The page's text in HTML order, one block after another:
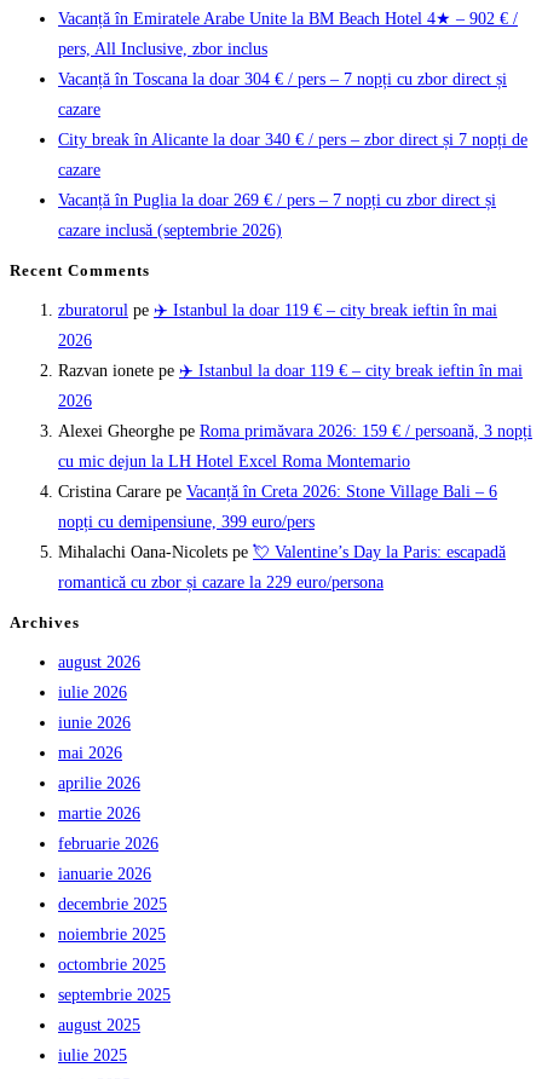
Vacanță în Emiratele Arabe Unite la BM Beach Hotel 4★ – 902 € /
pers, All Inclusive, zbor inclus
Vacanță în Toscana la doar 304 € / pers – 7 nopți cu zbor direct și
cazare
City break în Alicante la doar 340 € / pers – zbor direct și 7 nopți de
cazare
Vacanță în Puglia la doar 269 € / pers – 7 nopți cu zbor direct și
cazare inclusă (septembrie 2026)
Recent Comments
zburatorul pe ✈️ Istanbul la doar 119 € – city break ieftin în mai
2026
Razvan ionete pe ✈️ Istanbul la doar 119 € – city break ieftin în mai
2026
Alexei Gheorghe pe Roma primăvara 2026: 159 € / persoană, 3 nopți
cu mic dejun la LH Hotel Excel Roma Montemario
Cristina Carare pe Vacanță în Creta 2026: Stone Village Bali – 6
nopți cu demipensiune, 399 euro/pers
Mihalachi Oana-Nicolets pe 💘 Valentine’s Day la Paris: escapadă
romantică cu zbor și cazare la 229 euro/persona
Archives
august 2026
iulie 2026
iunie 2026
mai 2026
aprilie 2026
martie 2026
februarie 2026
ianuarie 2026
decembrie 2025
noiembrie 2025
octombrie 2025
septembrie 2025
august 2025
iulie 2025